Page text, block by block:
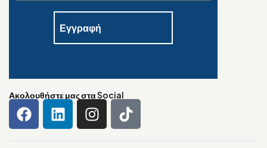
Ακολουθήστε μας στα Social